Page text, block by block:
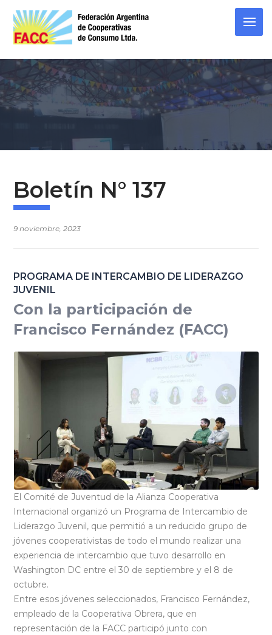
content
Boletín N° 137
9 noviembre, 2023
PROGRAMA DE INTERCAMBIO DE LIDERAZGO
JUVENIL
Con la participación de
Francisco Fernández (FACC)
El Comité de Juventud de la Alianza Cooperativa
Internacional organizó un Programa de Intercambio de
Liderazgo Juvenil, que permitió a un reducido grupo de
jóvenes cooperativistas de todo el mundo realizar una
experiencia de intercambio que tuvo desarrollo en
Washington DC entre el 30 de septiembre y el 8 de
octubre.
Entre esos jóvenes seleccionados, Francisco Fernández,
empleado de la Cooperativa Obrera, que en
representación de la FACC participó junto con